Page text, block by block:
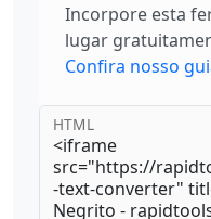
Incorpore esta
lugar
Confira nosso
HTML